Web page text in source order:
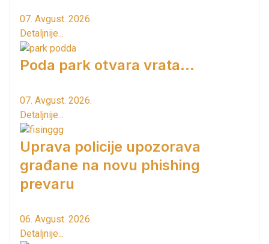
07. Avgust. 2026.
Detaljnije...
Poda park otvara vrata...
07. Avgust. 2026.
Detaljnije...
Uprava policije upozorava
građane na novu phishing
prevaru
06. Avgust. 2026.
Detaljnije...